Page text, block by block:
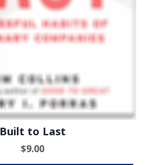
Built to Last
$9.00